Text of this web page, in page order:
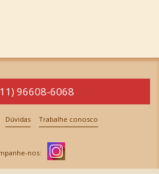
96608-6068
Dúvidas Trabalhe conosco